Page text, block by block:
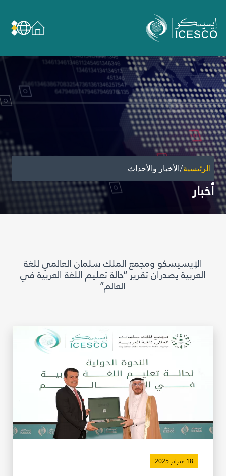
عن الإيسيسكو
الحوكمة
مجال عملنا
مجالات الخبرة
الأمانة العامة للجان الوطنية والمؤتمرات
الشراكات
تأثيرنا
أهداف التنمية المستدامة
متاحف ومعارض
وسائل التواصل الاجتماعي للإيسيسكو
للتواصل
شاركونا
طريقة عملنا
الرئيسية/الأخبار والأحداث
أخبار
الإيسيسكو ومجمع الملك سلمان العالمي للغة
العربية يصدران تقرير “حالة تعليم اللغة العربية في
العالم”
18 فبراير 2025